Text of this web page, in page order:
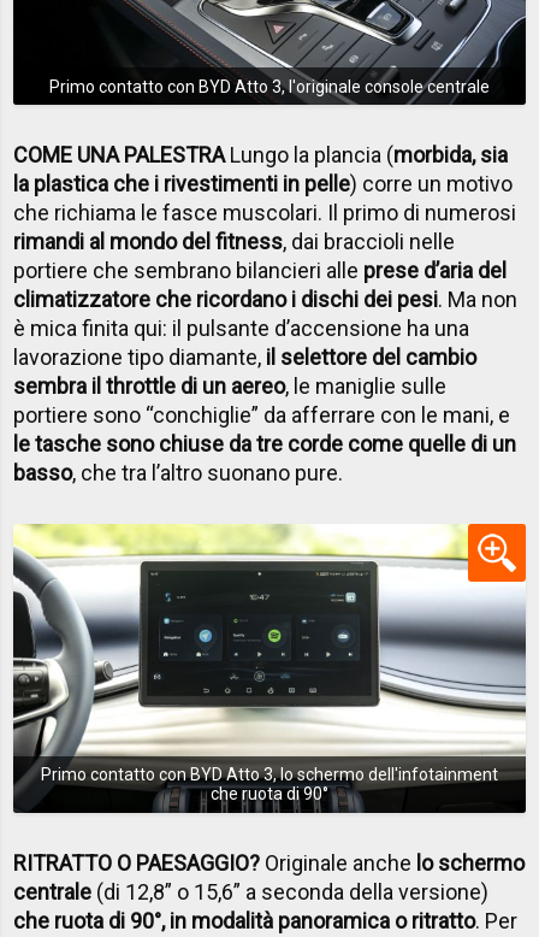
Primo contatto con BYD Atto 3, l'originale console centrale
COME UNA PALESTRALungo la plancia (morbida, sia
la plastica che i rivestimenti in pelle) corre un motivo
che richiama le fasce muscolari. Il primo di numerosi
rimandi al mondo del fitness, dai braccioli nelle
portiere che sembrano bilancieri alle prese d’aria del
climatizzatore che ricordano i dischi dei pesi. Ma non
è mica finita qui: il pulsante d’accensione ha una
lavorazione tipo diamante, il selettore del cambio
sembra il throttle di un aereo, le maniglie sulle
portiere sono “conchiglie” da afferrare con le mani, e
le tasche sono chiuse da tre corde come quelle di un
basso, che tra l’altro suonano pure.
Primo contatto con BYD Atto 3, lo schermo dell'infotainment
che ruota di 90°
RITRATTO O PAESAGGIO? Originale anche lo schermo
centrale (di 12,8” o 15,6” a seconda della versione)
che ruota di 90°, in modalità panoramica o ritratto. Per